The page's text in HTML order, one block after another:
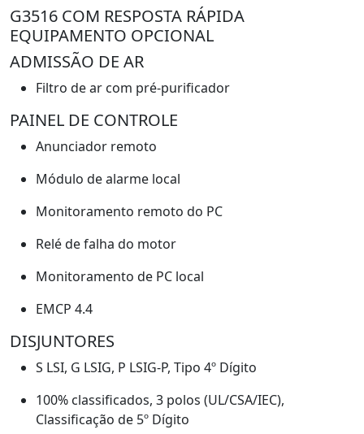
G3516 COM RESPOSTA RÁPIDA
EQUIPAMENTO OPCIONAL
ADMISSÃO DE AR
Filtro de ar com pré-purificador
PAINEL DE CONTROLE
Anunciador remoto
Módulo de alarme local
Monitoramento remoto do PC
Relé de falha do motor
Monitoramento de PC local
EMCP 4.4
DISJUNTORES
S LSI, G LSIG, P LSIG-P, Tipo 4º Dígito
100% classificados, 3 polos (UL/CSA/IEC),
Classificação de 5º Dígito